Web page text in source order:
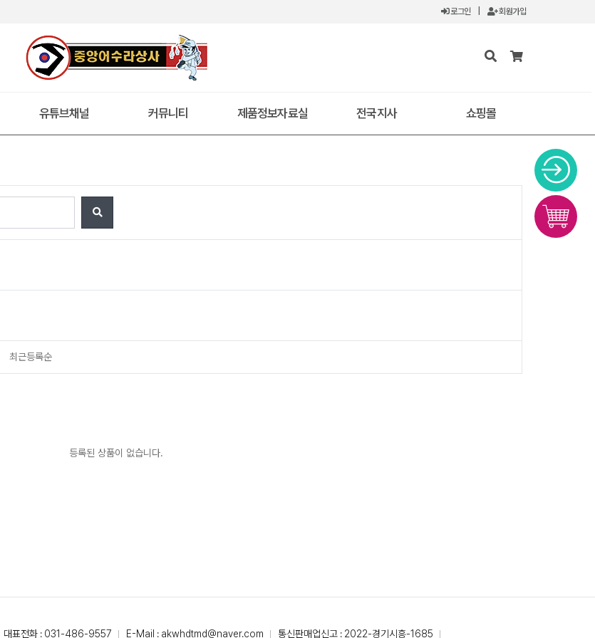
로그인 회원가입
유튜브채널 커뮤니티 제품정보자료실 전국지사 쇼핑몰
최근등록순
등록된 상품이 없습니다.
대표전화 : 031-486-9557 E-Mail : akwhdtmd@naver.com 통신판매업신고 : 2022-경기시흥-1685